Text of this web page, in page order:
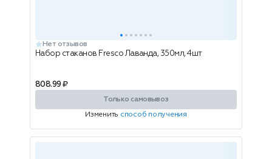
Нет отзывов
Набор стаканов Fresco Лаванда, 350мл, 4шт
808.99 ₽
Только самовывоз
Изменить способ получения